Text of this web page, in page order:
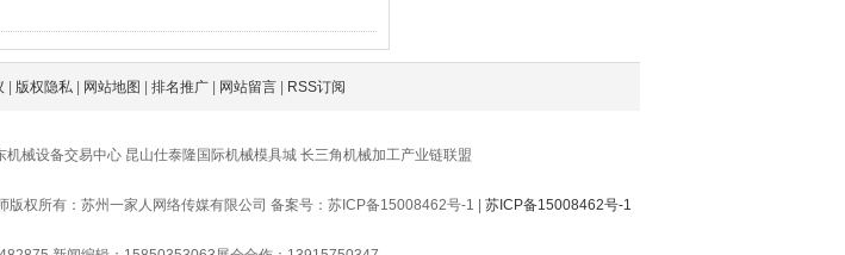
版权隐私| 网站地图 排名推广| 网站留言| RSS订阅
械设备交易中心 昆山仕泰隆国际机械模具城 长三角机械加工产业链联盟
版权所有：苏州一家人网络传媒有限公司 备案号：苏ICP备15008462号-1 | 苏ICP备15008462号-1